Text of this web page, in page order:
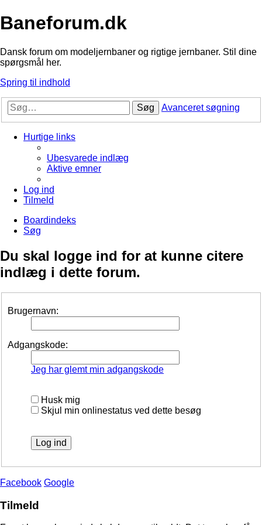
Baneforum.dk
Dansk forum om modeljernbaner og rigtige jernbaner. Stil dine
spørgsmål her.
Spring til indhold
Søg Avanceret søgning
Hurtige links
Ubesvarede indlæg
Aktive emner
Log ind
Tilmeld
Boardindeks
Søg
Du skal logge ind for at kunne citere
indlæg i dette forum.
Brugernavn:
Adgangskode:
Jeg har glemt min adgangskode
Husk mig
Skjul min onlinestatus ved dette besøg
Facebook Google
Tilmeld